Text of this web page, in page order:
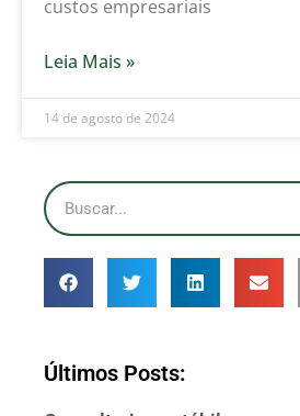
custos empresariais
Leia Mais »
14 de agosto de 2024
Últimos Posts: